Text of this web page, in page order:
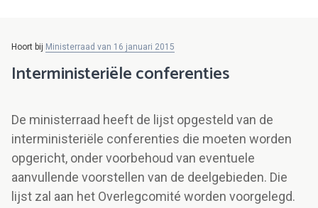
Hoort bij Ministerraad van 16 januari 2015
Interministeriële conferenties
De ministerraad heeft de lijst opgesteld van de
interministeriële conferenties die moeten worden
opgericht, onder voorbehoud van eventuele
aanvullende voorstellen van de deelgebieden. Die
lijst zal aan het Overlegcomité worden voorgelegd.